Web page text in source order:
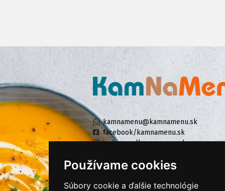
Používame cookies
Súbory cookie a ďalšie technológie
kamnamenu@kamnamenu.sk
facebook/kamnamenu.sk
instagram/kamnamenu.sk
KONTAKTUJTE NÁS